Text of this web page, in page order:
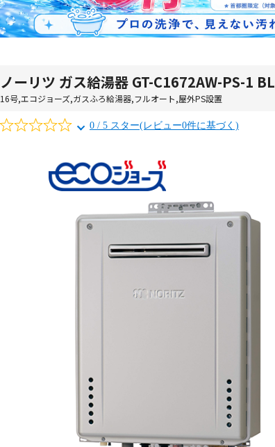
ノーリツ ガス給湯器 GT-C1672AW-PS-1 BL
16号,エコジョーズ,ガスふろ給湯器,フルオート,屋外PS設置
0 / 5 スター(レビュー0件に基づく)